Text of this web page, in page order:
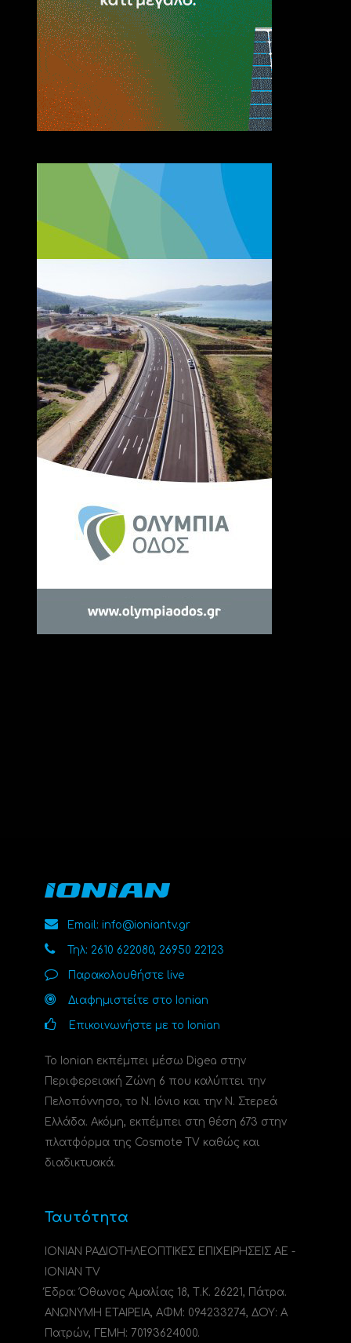
Email: info@ioniantv.gr
Τηλ: 2610 622080, 26950 22123
Παρακολουθήστε live
Διαφημιστείτε στο Ionian
Επικοινωνήστε με το Ionian
Το Ionian εκπέμπει μέσω Digea στην
Περιφερειακή Ζώνη 6 που καλύπτει την
Πελοπόννησο, το N. Ιόνιο και την Ν. Στερεά
Ελλάδα. Ακόμη, εκπέμπει στη θέση 673 στην
πλατφόρμα της Cosmote TV καθώς και
διαδικτυακά.
Ταυτότητα
ΙΟΝΙΑΝ ΡΑΔΙΟΤΗΛΕΟΠΤΙΚΕΣ ΕΠΙΧΕΙΡΗΣΕΙΣ ΑΕ -
IONIAN TV
Έδρα: Όθωνος Αμαλίας 18, Τ.Κ. 26221, Πάτρα.
ΑΝΩΝΥΜΗ ΕΤΑΙΡΕΙΑ, ΑΦΜ: 094233274, ΔΟΥ: A
Πατρών, ΓΕΜΗ: 70193624000.